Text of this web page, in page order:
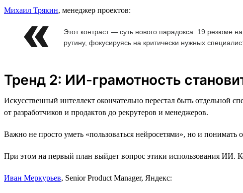
Михаил Трякин, менеджер проектов:
Этот контраст — суть нового парадокса: 19 резюме
рутину, фокусируясь на критически нужных
Тренд 2: ИИ-грамотность
Искусственный интеллект окончательно перестал быть
от разработчиков и продактов до рекрутеров и менеджеров.
Важно не просто уметь «пользоваться нейросетями», но и понимать
При этом на первый план выйдет вопрос этики использования ИИ.
Иван Меркурьев, Senior Product Manager, Яндекс: